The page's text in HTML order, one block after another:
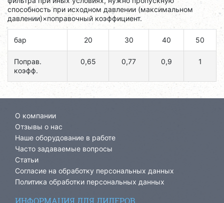
способность при исходном давлении (максимальном
давлении)×поправочный коэффициент.
бар 20 30 40 50
Поправ.
коэфф.
0,65 0,77 0,9 1
О компании
Отзывы о нас
Наше оборудование в работе
Часто задаваемые вопросы
Статьи
Согласие на обработку персональных данных
Политика обработки персональных данных